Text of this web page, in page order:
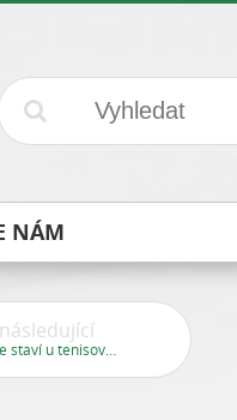
NÁM
následující